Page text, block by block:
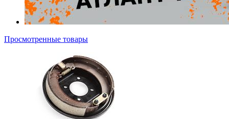
Просмотренные товары